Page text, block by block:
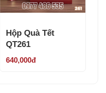
Hộp Quà Tết
QT261
640,000đ